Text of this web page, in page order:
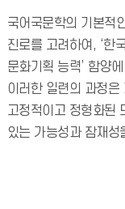
국어국문학의 기본적
진로를 고려하여, ‘한
문화기획 능력’ 함양
이러한 일련의 과정은
고정적이고 정형화된
있는 가능성과 잠재